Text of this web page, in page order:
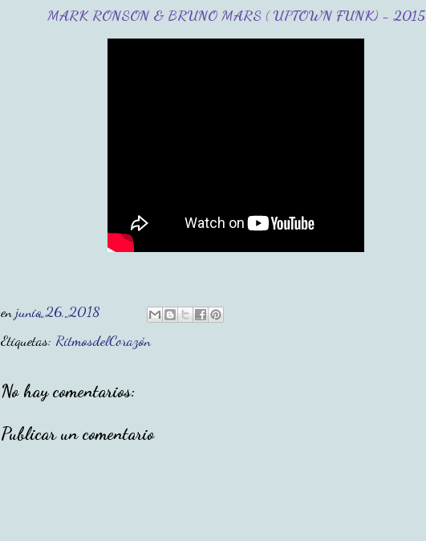
MARK RONSON & BRUNO MARS ( UPTOWN FUNK) - 2015
enjunio 26, 2018
Etiquetas: RitmosdelCorazón
No hay comentarios:
Publicar un comentario